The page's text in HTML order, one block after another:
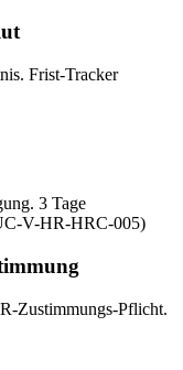
Frist-Tracker
3 Tage
V-HR-HRC-005)
Zustimmungs-Pflicht.